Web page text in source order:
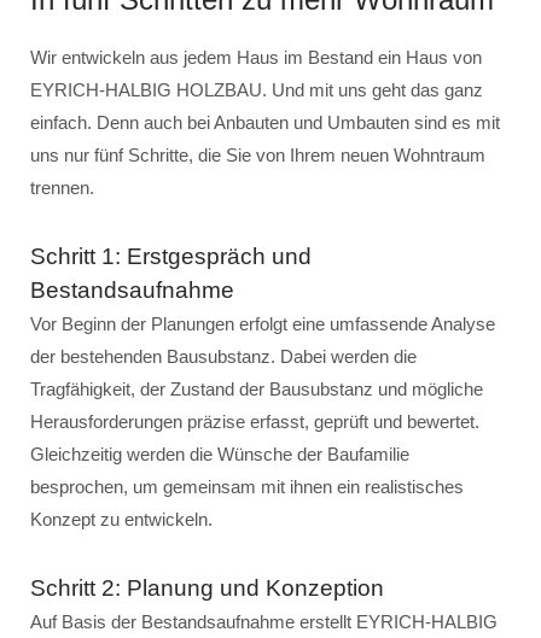
Wir entwickeln aus jedem Haus im Bestand ein Haus von
EYRICH-HALBIG HOLZBAU. Und mit uns geht das ganz
einfach. Denn auch bei Anbauten und Umbauten sind es mit
uns nur fünf Schritte, die Sie von Ihrem neuen Wohntraum
trennen.
Schritt 1: Erstgespräch und
Bestandsaufnahme
Vor Beginn der Planungen erfolgt eine umfassende Analyse
der bestehenden Bausubstanz. Dabei werden die
Tragfähigkeit, der Zustand der Bausubstanz und mögliche
Herausforderungen präzise erfasst, geprüft und bewertet.
Gleichzeitig werden die Wünsche der Baufamilie
besprochen, um gemeinsam mit ihnen ein realistisches
Konzept zu entwickeln.
Schritt 2: Planung und Konzeption
Auf Basis der Bestandsaufnahme erstellt EYRICH-HALBIG